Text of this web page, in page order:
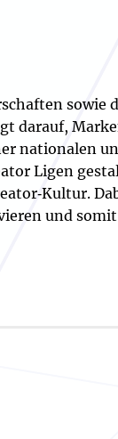
sowie
darauf,
nationalen
Ligen
und